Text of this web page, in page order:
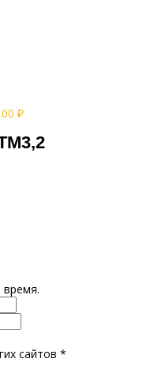
₽
сайтов *